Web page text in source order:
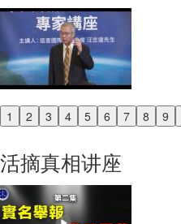
1 2 3 4 5 6 7 8 9
Previous
活摘真相讲座